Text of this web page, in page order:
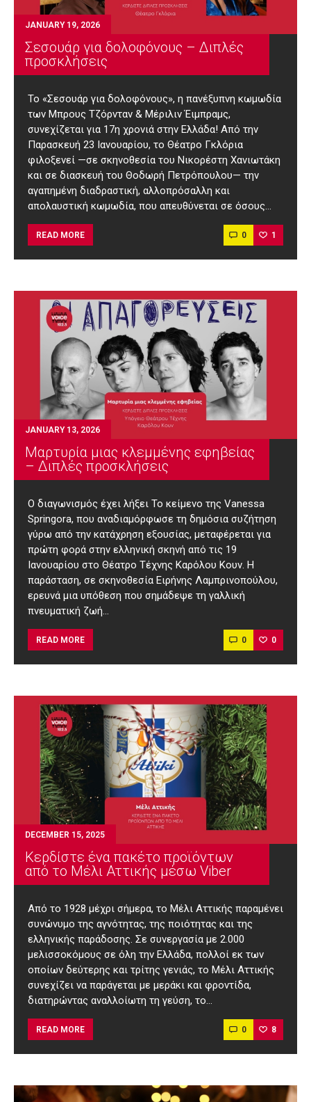
JANUARY 19, 2026
Σεσουάρ για δολοφόνους – Διπλές
προσκλήσεις
Το «Σεσουάρ για δολοφόνους», η πανέξυπνη κωμωδία
των Μπρους Τζόρνταν & Μέριλιν Έιμπραμς,
συνεχίζεται για 17η χρονιά στην Ελλάδα! Από την
Παρασκευή 23 Ιανουαρίου, το Θέατρο Γκλόρια
φιλοξενεί —σε σκηνοθεσία του Νικορέστη Χανιωτάκη
και σε διασκευή του Θοδωρή Πετρόπουλου— την
αγαπημένη διαδραστική, αλλοπρόσαλλη και
απολαυστική κωμωδία, που απευθύνεται σε όσους…
READ MORE 0 1
JANUARY 13, 2026
Μαρτυρία μιας κλεμμένης εφηβείας
– Διπλές προσκλήσεις
Ο διαγωνισμός έχει λήξει Το κείμενο της Vanessa
Springora, που αναδιαμόρφωσε τη δημόσια συζήτηση
γύρω από την κατάχρηση εξουσίας, μεταφέρεται για
πρώτη φορά στην ελληνική σκηνή από τις 19
Ιανουαρίου στο Θέατρο Τέχνης Καρόλου Κουν. Η
παράσταση, σε σκηνοθεσία Ειρήνης Λαμπρινοπούλου,
ερευνά μια υπόθεση που σημάδεψε τη γαλλική
πνευματική ζωή…
READ MORE 0 0
DECEMBER 15, 2025
Κερδίστε ένα πακέτο προϊόντων
από το Μέλι Αττικής μέσω Viber
Από το 1928 μέχρι σήμερα, το Μέλι Αττικής παραμένει
συνώνυμο της αγνότητας, της ποιότητας και της
ελληνικής παράδοσης. Σε συνεργασία με 2.000
μελισσοκόμους σε όλη την Ελλάδα, πολλοί εκ των
οποίων δεύτερης και τρίτης γενιάς, το Μέλι Αττικής
συνεχίζει να παράγεται με μεράκι και φροντίδα,
διατηρώντας αναλλοίωτη τη γεύση, το…
READ MORE 0 8